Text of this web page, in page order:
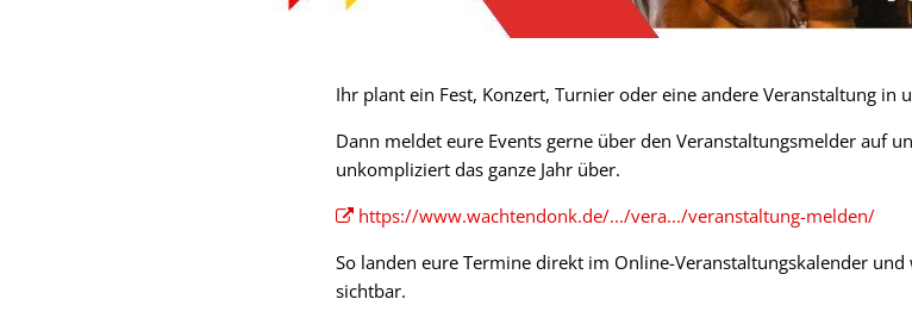
Ihr plant ein Fest, Konzert, Turnier oder eine andere Veranstaltung in
Dann meldet eure Events gerne über den Veranstaltungsmelder auf
unkompliziert das ganze Jahr über.
https://www.wachtendonk.de/.../vera.../veranstaltung-melden/
So landen eure Termine direkt im Online-Veranstaltungskalender
sichtbar.